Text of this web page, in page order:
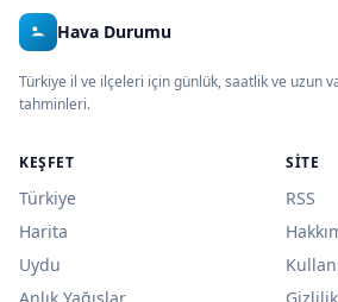
Hava Durumu
Türkiye il ve ilçeleri için günlük, saatlik ve uzun
tahminleri.
KEŞFET
Türkiye
Harita
Uydu
SITE
RSS